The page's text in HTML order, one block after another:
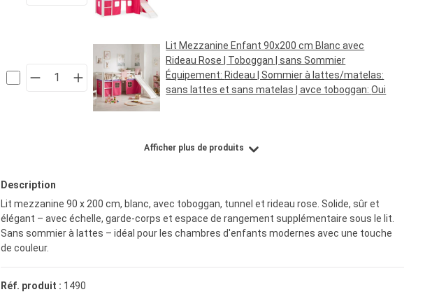
Lit Mezzanine Enfant 90x200 cm Blanc avec
Rideau Rose | Toboggan | sans Sommier
Équipement: Rideau
| Sommier à lattes/matelas:
sans lattes et sans matelas
| avce toboggan:Oui
Afficher plus de produits
Description
Lit mezzanine 90 x 200 cm, blanc, avec toboggan, tunnel et rideau rose. Solide, sûr et
élégant – avec échelle, garde-corps et espace de rangement supplémentaire sous le lit.
Sans sommier à lattes – idéal pour les chambres d'enfants modernes avec une touche
de couleur.
Réf. produit : 1490